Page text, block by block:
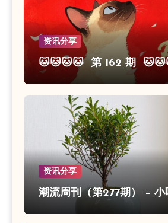
资讯分享
🐱🐱🐱🐱 第 162 期
资讯分享
潮流周刊（第277期） – 小